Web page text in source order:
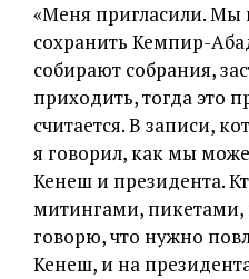
«Меня пригласили. Мы
сохранить Кемпир-
собирают собрания,
приходить, тогда это
считается. В записи,
я говорил, как мы
Кенеш и президента.
митингами, пикетами,
говорю, что нужно
Кенеш, и на